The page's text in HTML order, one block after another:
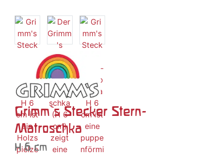
Grimm`s Stecker Stern-
Matroschka
H 6 cm